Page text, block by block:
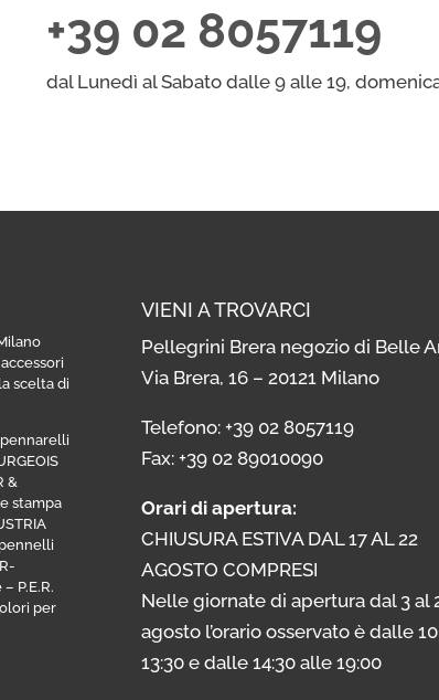
+39 02 8057119
dal Lunedì al Sabato dalle 9 alle 19,
scelta di
pennarelli
&
stampa
– P.E.R.
per
VIENI A TROVARCI
Pellegrini Brera negozio di Belle
Via Brera, 16 – 20121 Milano
Telefono: +39 02 8057119
Fax: +39 02 89010090
Orari di apertura:
CHIUSURA ESTIVA DAL 17 AL 22
AGOSTO COMPRESI
Nelle giornate di apertura dal 3 al
agosto l’orario osservato è dalle
13:30 e dalle 14:30 alle 19:00